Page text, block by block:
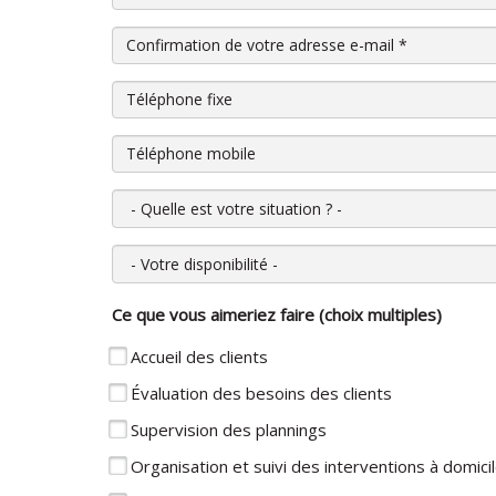
Confirmation de votre adresse e-mail*
Téléphone fixe
Téléphone mobile
Quelle est votre situation ?
Votre disponibilité
Ce que vous aimeriez faire (choix multiples)
Accueil des clients
Évaluation des besoins des clients
Supervision des plannings
Organisation et suivi des interventions à